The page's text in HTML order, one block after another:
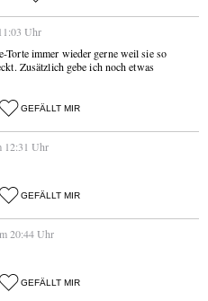
Uhr
Torte immer wieder gerne weil sie so
Zusätzlich gebe ich noch etwas
GEFÄLLT MIR
12:31 Uhr
GEFÄLLT MIR
20:44 Uhr
GEFÄLLT MIR